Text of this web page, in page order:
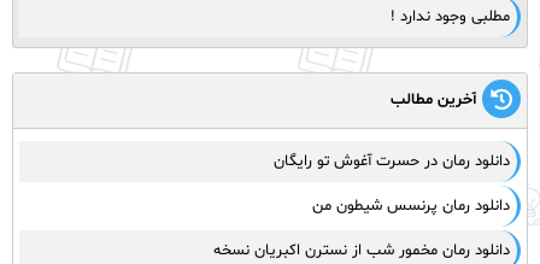
مطلبی وجود ندارد !
آخرین مطالب
دانلود رمان در حسرت آغوش تو رایگان
دانلود رمان پرنسس شیطون من
دانلود رمان مخمور شب از نسترن اکبریان نسخه